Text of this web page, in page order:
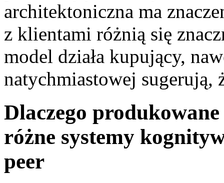
architektoniczna ma
z klientami różnią się
model działa kupujący,
natychmiastowej sugerują,
Dlaczego
różne systemy
peer